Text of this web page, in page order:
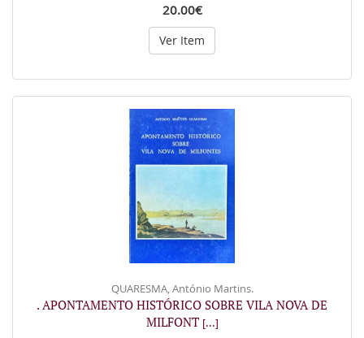
20.00€
Ver Item
QUARESMA, António Martins.
. APONTAMENTO HISTÓRICO SOBRE VILA NOVA DE
MILFONT [...]